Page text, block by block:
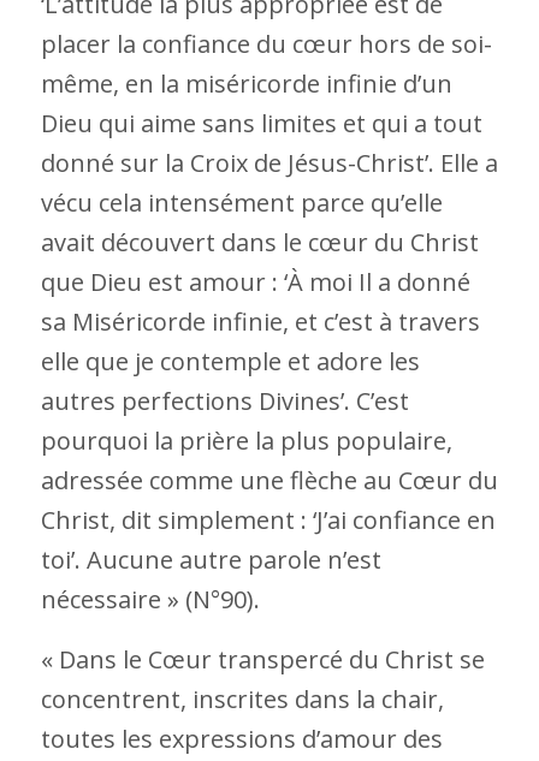
placer la confiance du cœur hors de soi-
même, en la miséricorde infinie d’un
Dieu qui aime sans limites et qui a tout
donné sur la Croix de Jésus-Christ’. Elle a
vécu cela intensément parce qu’elle
avait découvert dans le cœur du Christ
que Dieu est amour : ‘À moi Il a donné
sa Miséricorde infinie, et c’est à travers
elle que je contemple et adore les
autres perfections Divines’. C’est
pourquoi la prière la plus populaire,
adressée comme une flèche au Cœur du
Christ, dit simplement : ‘J’ai confiance en
toi’. Aucune autre parole n’est
nécessaire » (N°90).
« Dans le Cœur transpercé du Christ se
concentrent, inscrites dans la chair,
toutes les expressions d’amour des